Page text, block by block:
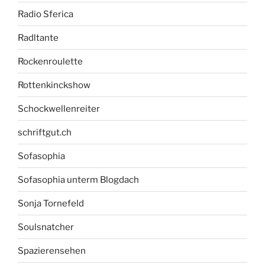
Radio Sferica
Radltante
Rockenroulette
Rottenkinckshow
Schockwellenreiter
schriftgut.ch
Sofasophia
Sofasophia unterm Blogdach
Sonja Tornefeld
Soulsnatcher
Spazierensehen